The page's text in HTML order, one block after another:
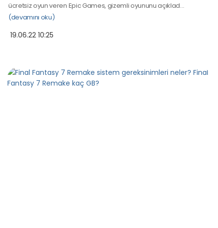
ücretsiz oyun veren Epic Games, gizemli oyununu açıklad…
(devamını oku)
19.06.22 10:25